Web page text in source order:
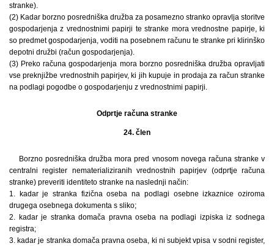
stranke).
(2) Kadar borzno posredniška družba za posamezno stranko opravlja storitve
gospodarjenja z vrednostnimi papirji te stranke mora vrednostne papirje, ki
so predmet gospodarjenja, voditi na posebnem računu te stranke pri klirinško
depotni družbi (račun gospodarjenja).
(3) Preko računa gospodarjenja mora borzno posredniška družba opravljati
vse preknjižbe vrednostnih papirjev, ki jih kupuje in prodaja za račun stranke
na podlagi pogodbe o gospodarjenju z vrednostnimi papirji.
Odprtje računa stranke
24. člen
Borzno posredniška družba mora pred vnosom novega računa stranke v
centralni register nematerializiranih vrednostnih papirjev (odprtje računa
stranke) preveriti identiteto stranke na naslednji način:
1. kadar je stranka fizična oseba na podlagi osebne izkaznice oziroma
drugega osebnega dokumenta s sliko;
2. kadar je stranka domača pravna oseba na podlagi izpiska iz sodnega
registra;
3. kadar je stranka domača pravna oseba, ki ni subjekt vpisa v sodni register,